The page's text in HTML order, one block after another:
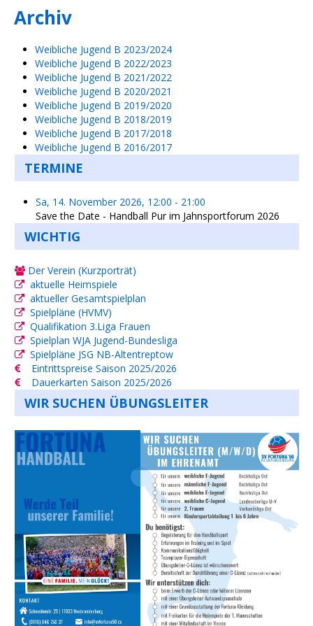
Archiv
Weibliche Jugend B 2023/2024
Weibliche Jugend B 2022/2023
Weibliche Jugend B 2021/2022
Weibliche Jugend B 2020/2021
Weibliche Jugend B 2019/2020
Weibliche Jugend B 2018/2019
Weibliche Jugend B 2017/2018
Weibliche Jugend B 2016/2017
TERMINE
Sa, 14. November 2026, 12:00 - 21:00
Save the Date - Handball Pur im Jahnsportforum 2026
WICHTIG
Der Verein (Kurzporträt)
aktuelle Heimspiele
aktueller Gesamtspielplan
Spielpläne (HVMV)
Qualifikation 3.Liga Frauen
Spielplan WJA Jugend-Bundesliga
Spielpläne JSG NB-Altentreptow
Eintrittspreise Saison 2025/2026
Dauerkarten Saison 2025/2026
WIR SUCHEN ÜBUNGSLEITER